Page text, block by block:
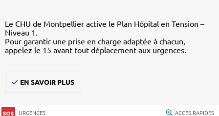
Le CHU de Montpellier active le Plan Hôpital en Tension –
Niveau 1.
Pour garantir une prise en charge adaptée à chacun,
appelez le 15 avant tout déplacement aux urgences.
EN SAVOIR PLUS
URGENCES ACCÈS RAPIDES